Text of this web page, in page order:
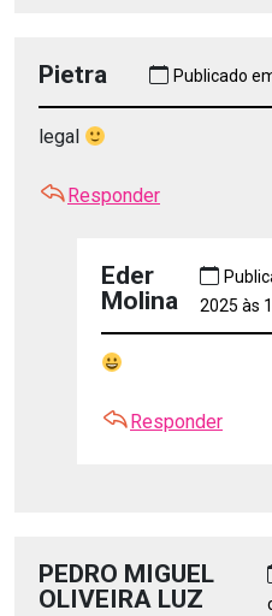
Pietra Publicado
legal
Responder
Eder
Molina
2025 às
Responder
PEDRO MIGUEL
OLIVEIRA LUZ